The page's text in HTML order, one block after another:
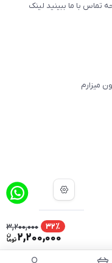
32٪ 3,200,000
2,200,000
با ما ببینيد لینک
ميزارم